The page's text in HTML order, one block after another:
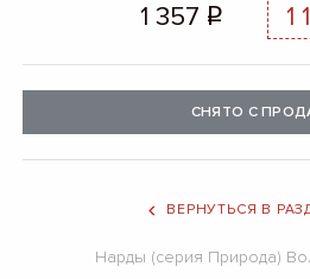
1 357 q 1
СНЯТО С
ВЕРНУТЬСЯ В
Нарды (серия Природа)